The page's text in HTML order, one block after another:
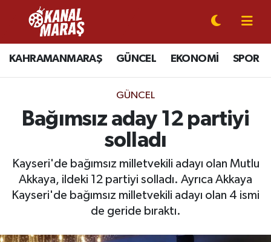
KAHRAMANMARAŞ GÜNCEL EKONOMİ SPOR
GÜNCEL
Bağımsız aday 12 partiyi
solladı
Kayseri'de bağımsız milletvekili adayı olan Mutlu
Akkaya, ildeki 12 partiyi solladı. Ayrıca Akkaya
Kayseri'de bağımsız milletvekili adayı olan 4 ismi
de geride bıraktı.
CANLI YAYIN
KAHRAMANMARAŞ
SİYASET
EKONOMİ
Kahramanmaraş Nöbetçi Eczaneler
Kahramanmaraş Hava Durumu
Kahramanmaraş Trafik Yoğunluk Haritası
Süper Lig Puan Durumu ve Fikstür
Tüm Manşetler